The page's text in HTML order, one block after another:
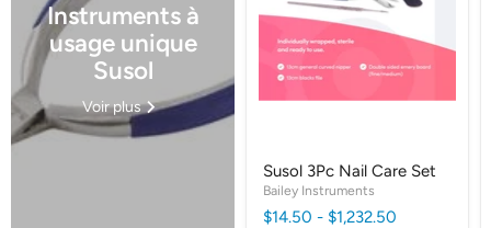
Instruments à
usage unique
Susol
Voir plus
Susol 3Pc Nail Care Set
Bailey Instruments
$14.50 - $1,232.50